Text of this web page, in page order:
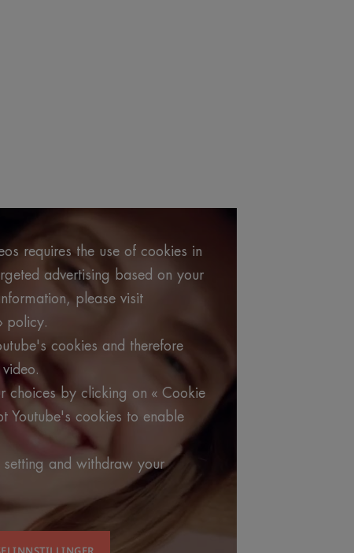
requires the use of cookies in
advertising based on your
please visit
policy.
cookies and therefore
choices by clicking on « Cookie
Youtube's cookies to enable
setting and withdraw your